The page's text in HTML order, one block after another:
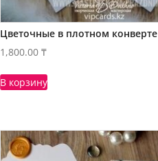
Цветочные в плотном конверте
1,800.00₸
В корзину